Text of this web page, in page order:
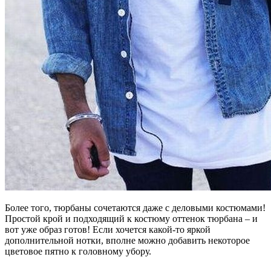
Более того, тюрбаны сочетаются даже с деловыми костюмами!
Простой крой и подходящий к костюму оттенок тюрбана – и
вот уже образ готов! Если хочется какой-то яркой
дополнительной нотки, вполне можно добавить некоторое
цветовое пятно к головному убору.